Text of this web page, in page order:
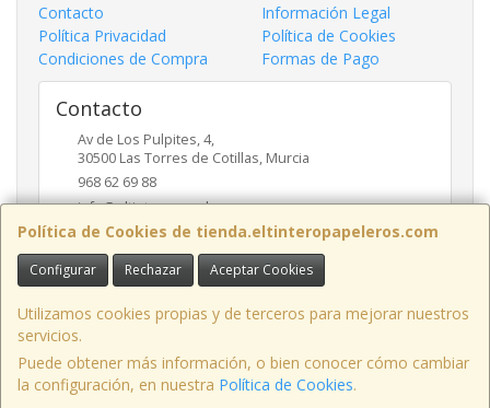
Política de Cookies de tienda.eltinteropapeleros.com
Configurar Rechazar Aceptar Cookies
Utilizamos cookies propias y de terceros para mejorar nuestros
servicios.
Puede obtener más información, o bien conocer cómo cambiar
la configuración, en nuestra Política de Cookies.
Contacto
Información Legal
Política Privacidad
Política de Cookies
Condiciones de Compra
Formas de Pago
Contacto
Av de Los Pulpites, 4,
30500 Las Torres de Cotillas, Murcia
968 62 69 88
info@eltinteropapeleros.com
Horario
8:00 a 14:00 - 17:00 a 20:30
, , , , España. - C.I.F.: B73424574 - Tfno: